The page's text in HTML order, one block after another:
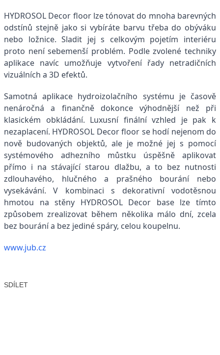
HYDROSOL Decor floor lze tónovat do mnoha barevných
odstínů stejně jako si vybíráte barvu třeba do obýváku
nebo ložnice. Sladit jej s celkovým pojetím interiéru
proto není sebemenší problém. Podle zvolené techniky
aplikace navíc umožňuje vytvoření řady netradičních
vizuálních a 3D efektů.
Samotná aplikace hydroizolačního systému je časově
nenáročná a finančně dokonce výhodnější než při
klasickém obkládání. Luxusní finální vzhled je pak k
nezaplacení. HYDROSOL Decor floor se hodí nejenom do
nově budovaných objektů, ale je možné jej s pomocí
systémového adhezního můstku úspěšně aplikovat
přímo i na stávající starou dlažbu, a to bez nutnosti
zdlouhavého, hlučného a prašného bourání nebo
vysekávání. V kombinaci s dekorativní vodotěsnou
hmotou na stěny HYDROSOL Decor base lze tímto
způsobem zrealizovat během několika málo dní, zcela
bez bourání a bez jediné spáry, celou koupelnu.
www.jub.cz
SDÍLET